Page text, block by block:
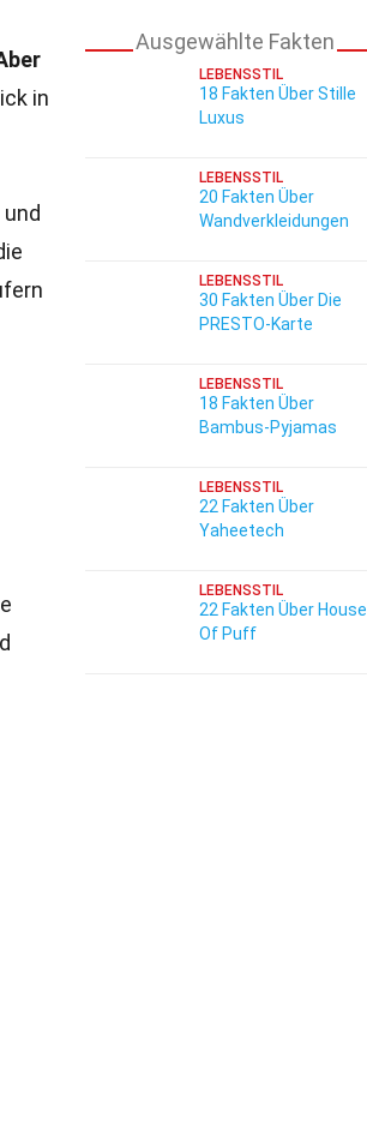
in
Ausgewählte Fakten
LEBENSSTIL
18 Fakten Über Stille
Luxus
LEBENSSTIL
20 Fakten Über
Wandverkleidungen
LEBENSSTIL
30 Fakten Über Die
PRESTO-Karte
LEBENSSTIL
18 Fakten Über
Bambus-Pyjamas
LEBENSSTIL
22 Fakten Über
Yaheetech
LEBENSSTIL
22 Fakten Über House
Of Puff